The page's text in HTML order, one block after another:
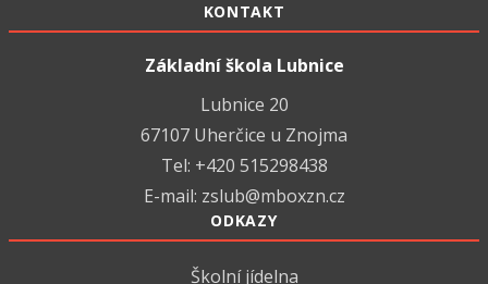
KONTAKT
Základní škola Lubnice
Lubnice 20
67107 Uherčice u Znojma
Tel: +420 515298438
E-mail: zslub@mboxzn.cz
ODKAZY
Školní jídelna